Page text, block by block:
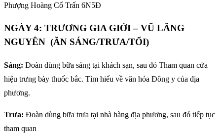
Phượng Hoàng Cổ Trấn 6N5Đ
NGÀY 4: TRƯƠNG GIA GIỚI – VŨ LĂNG
NGUYÊN (ĂN SÁNG/TRƯA/TỐI)
Sáng: Đoàn dùng bữa sáng tại khách sạn, sau đó Tham quan cửa
hiệu trưng bày thuốc bắc. Tìm hiểu về văn hóa Đông y của địa
phương.
Trưa: Đoàn dùng bữa trưa tại nhà hàng địa phương, sau đó tiếp tục
tham quan